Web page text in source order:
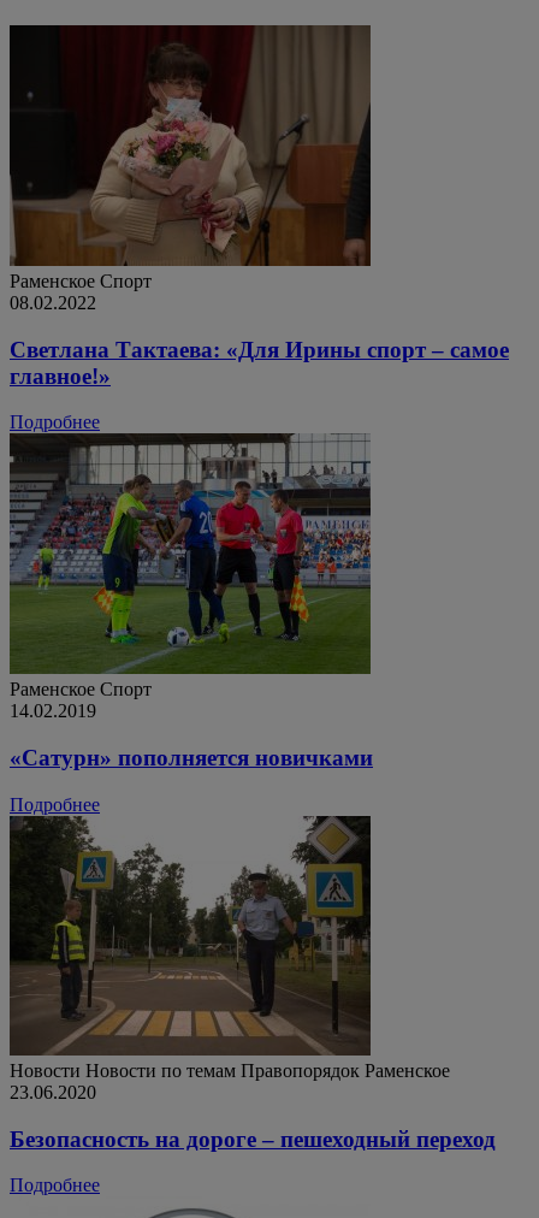
Раменское Спорт
08.02.2022
Светлана Тактаева: «Для Ирины спорт – самое
главное!»
Подробнее
Раменское Спорт
14.02.2019
«Сатурн» пополняется новичками
Подробнее
Новости Новости по темам Правопорядок Раменское
23.06.2020
Безопасность на дороге – пешеходный переход
Подробнее